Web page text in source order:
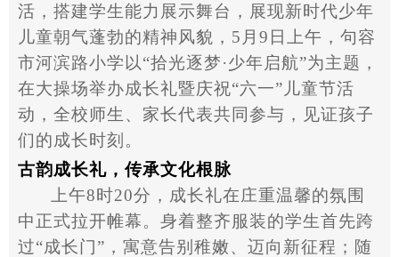
活，搭建学生能力展示舞台，展现新时代少年
儿童朝气蓬勃的精神风貌， 5 月 9 日上午，句容
市河滨路小学以“拾光逐梦·少年启航”为主题，
在大操场举办成长礼暨庆祝“六一” 儿童节活
动，全校师生、家长代表共同参与，见证孩子
们的成长时刻。
古韵成长礼，传承文化根脉
上午8 时20分，成长礼在庄重温馨的氛围
中正式拉开帷幕。身着整齐服装的学生首先跨
过“成长门 ” ，寓意告别稚嫩、迈向新征程；随